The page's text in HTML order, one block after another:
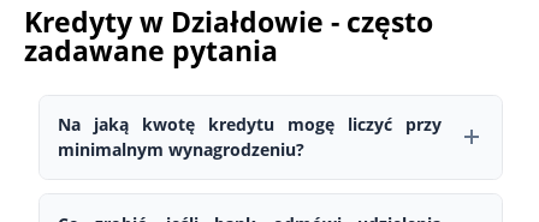
Kredyty w Działdowie - często
zadawane pytania
Na jaką kwotę kredytu mogę liczyć przy
minimalnym wynagrodzeniu?
To zależy od wielu czynników — nie tylko wysokości dochodu,